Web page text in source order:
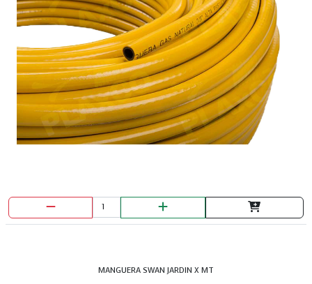
MANGUERA SWAN JARDIN X MT